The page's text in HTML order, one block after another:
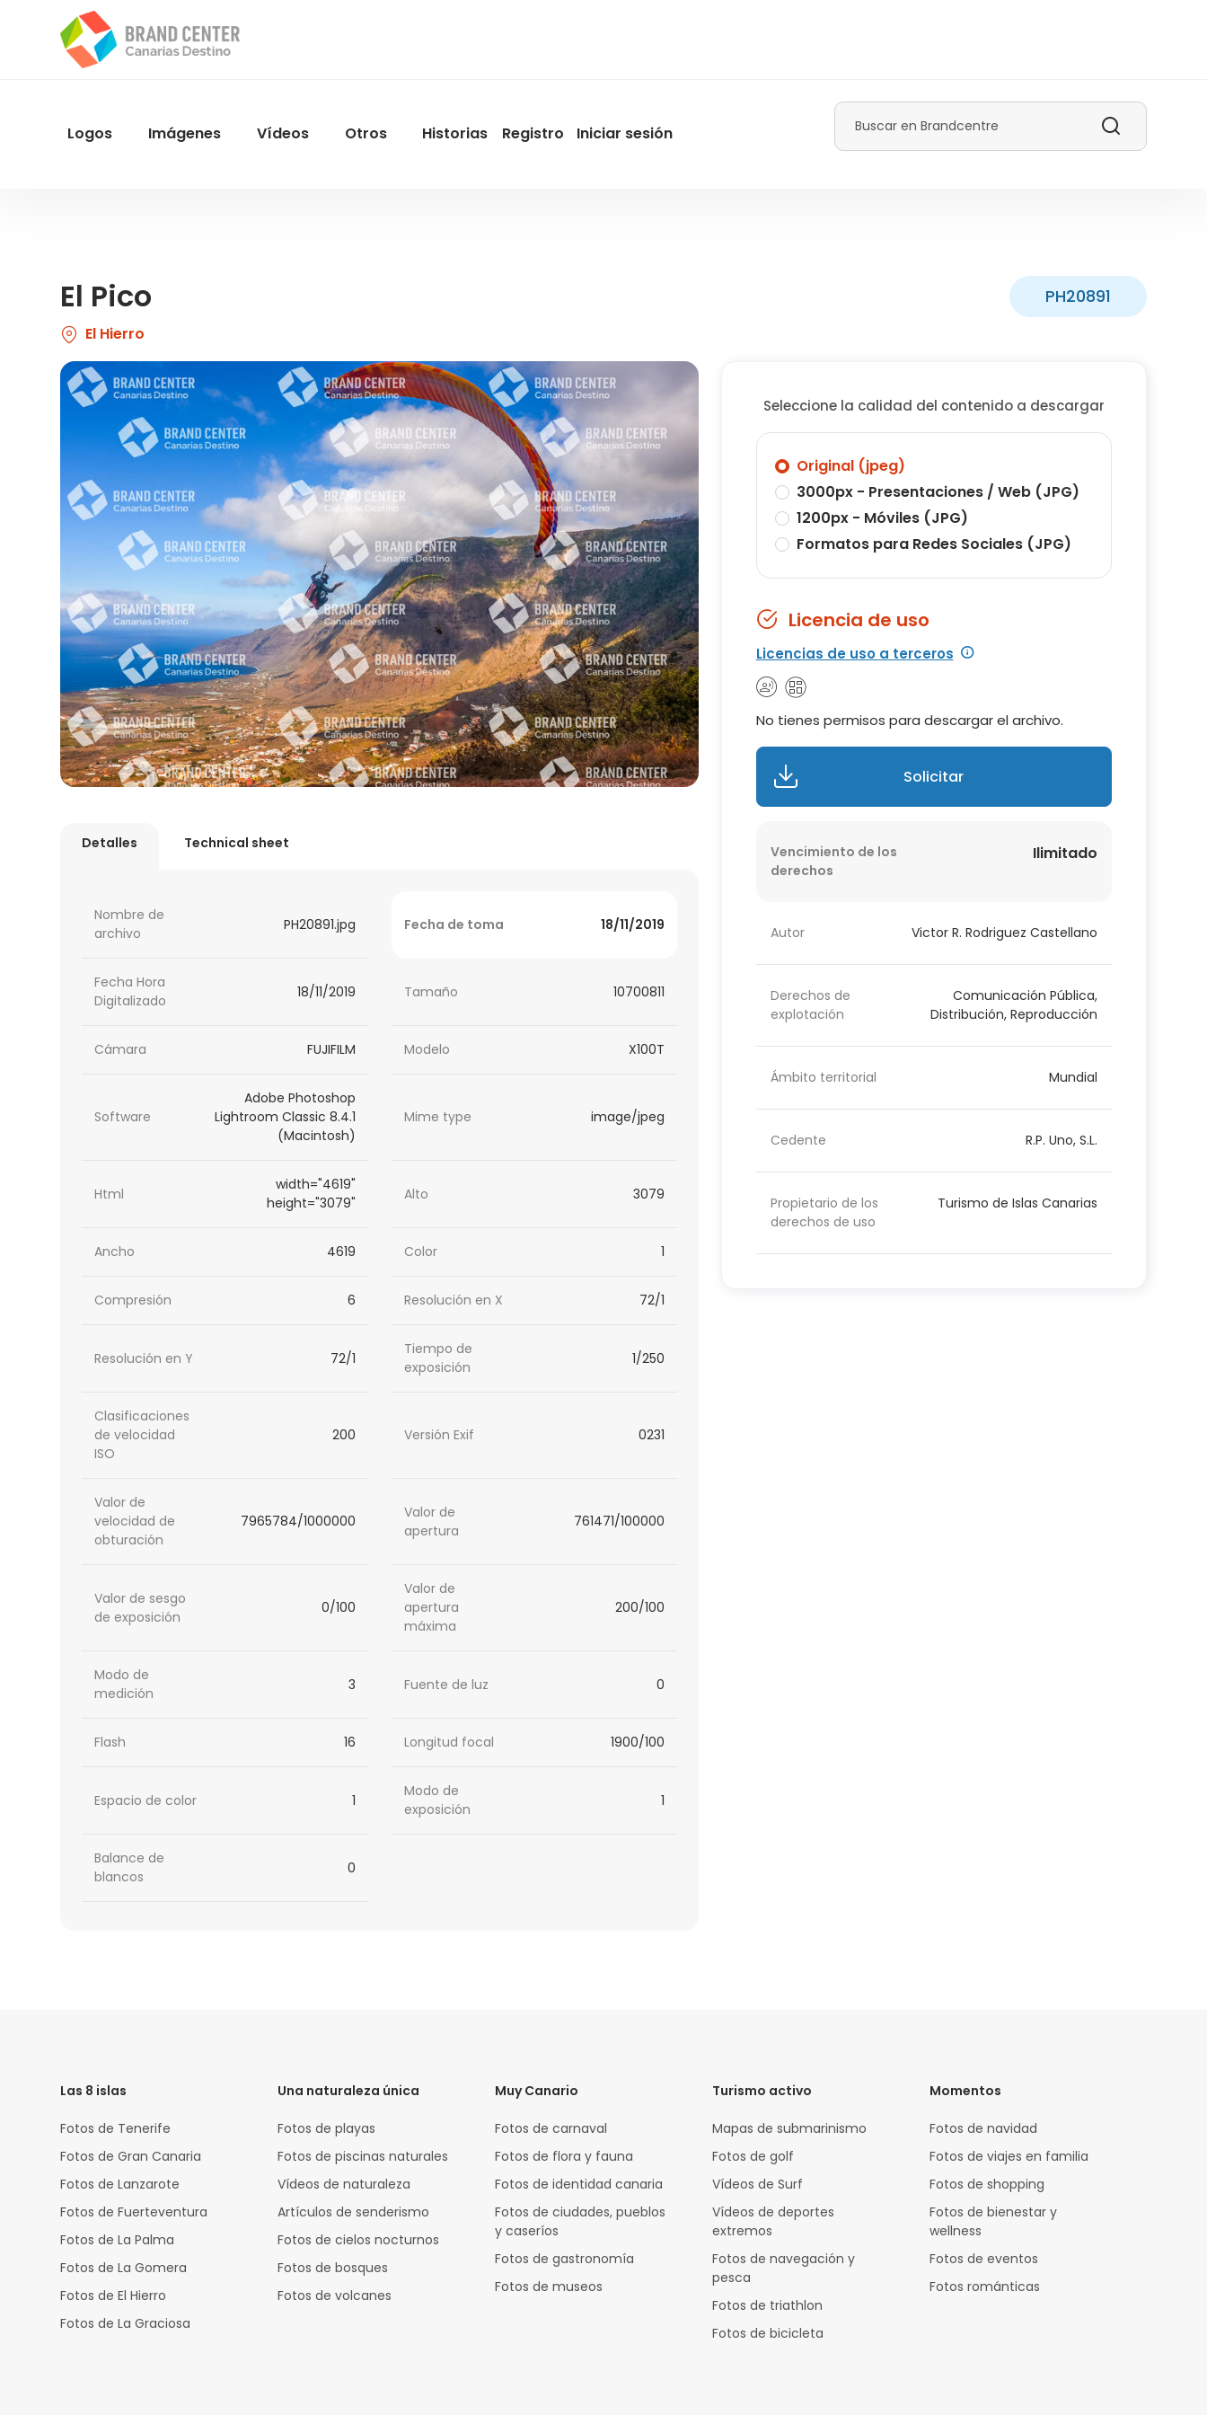
contenido
Menu
Logos Imágenes Vídeos Otros Historias
User
Registro Iniciar sesión
Buscar
El Pico PH20891
El Hierro
Detalles Technical sheet
Nombre de
archivo
PH20891.jpg Fecha de toma 18/11/2019
Fecha Hora
Digitalizado
18/11/2019 Tamaño 10700811
Cámara FUJIFILM Modelo X100T
Software
Adobe Photoshop
Lightroom Classic 8.4.1
(Macintosh)
Mime type image/jpeg
Html
width="4619"
height="3079"
Alto 3079
Ancho 4619 Color 1
Compresión 6 Resolución en X 72/1
Resolución en Y 72/1
Tiempo de
exposición
1/250
Clasificaciones
de velocidad
ISO
200 Versión Exif 0231
Valor de
velocidad de
obturación
7965784/1000000
Valor de
apertura
761471/100000
Valor de sesgo
de exposición
0/100
Valor de
apertura
máxima
200/100
Modo de
medición
3 Fuente de luz 0
Flash 16 Longitud focal 1900/100
Espacio de color 1
Modo de
exposición
1
Balance de
blancos
0
Seleccione la calidad del contenido a descargar
Original (jpeg)
3000px - Presentaciones / Web (JPG)
1200px - Móviles (JPG)
Formatos para Redes Sociales (JPG)
Licencia de uso
Licencias de uso a terceros
No tienes permisos para descargar el archivo.
Solicitar
Vencimiento de los
derechos
Ilimitado
Autor Victor R. Rodriguez Castellano
Derechos de
explotación
Comunicación Pública,
Distribución, Reproducción
Ámbito territorial Mundial
Cedente R.P. Uno, S.L.
Propietario de los
derechos de uso
Turismo de Islas Canarias
Las 8 islas
Fotos de Tenerife
Fotos de Gran Canaria
Fotos de Lanzarote
Fotos de Fuerteventura
Fotos de La Palma
Fotos de La Gomera
Fotos de El Hierro
Fotos de La Graciosa
Una naturaleza única
Fotos de playas
Fotos de piscinas naturales
Vídeos de naturaleza
Artículos de senderismo
Fotos de cielos nocturnos
Fotos de bosques
Fotos de volcanes
Muy Canario
Fotos de carnaval
Fotos de flora y fauna
Fotos de identidad canaria
Fotos de ciudades, pueblos
y caseríos
Fotos de gastronomía
Fotos de museos
Turismo activo
Mapas de submarinismo
Fotos de golf
Vídeos de Surf
Vídeos de deportes
extremos
Fotos de navegación y
pesca
Fotos de triathlon
Fotos de bicicleta
Momentos
Fotos de navidad
Fotos de viajes en familia
Fotos de shopping
Fotos de bienestar y
wellness
Fotos de eventos
Fotos románticas